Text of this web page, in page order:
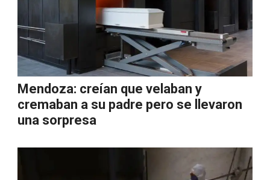
Mendoza: creían que velaban y
cremaban a su padre pero se llevaron
una sorpresa